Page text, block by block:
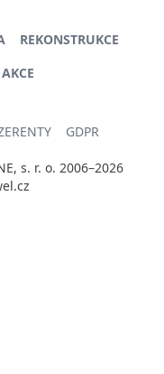
REKONSTRUKCE
AKCE
GDPR
s. r. o. 2006–2026